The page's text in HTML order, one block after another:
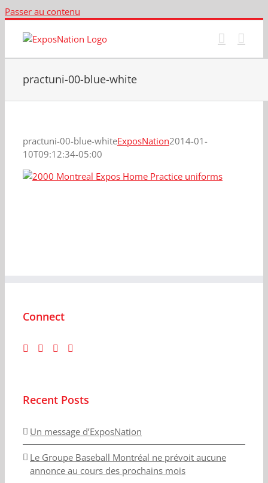
Passer au contenu
practuni-00-blue-white
practuni-00-blue-whiteExposNation2014-01-
10T09:12:34-05:00
Connect
Recent Posts
Un message d’ExposNation
Le Groupe Baseball Montréal ne prévoit aucune
annonce au cours des prochains mois